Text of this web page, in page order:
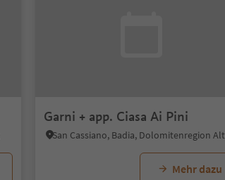
Garni + app. Ciasa Ai Pini
Mehr dazu